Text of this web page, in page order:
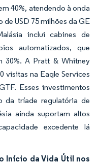
40%, atendendo à onda
de USD 75 milhões da GE
inclui cabines de
automatizados, que
30%. A Pratt & Whitney
visitas na Eagle Services
Esses investimentos
da tríade regulatória de
ainda suportam altos
excedente lá
Início da Vida Útil nos